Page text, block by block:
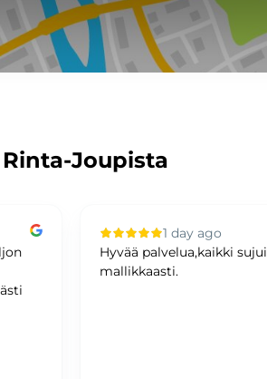
Joupista
1 day ago
Hyvää palvelua,kaikki sujui
mallikkaasti.